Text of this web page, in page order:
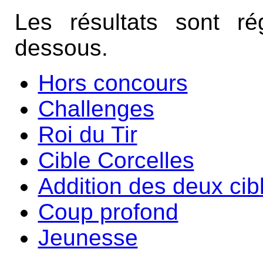
Les résultats sont
dessous.
Hors concours
Challenges
Roi du Tir
Cible Corcelles
Addition des deux
Coup profond
Jeunesse